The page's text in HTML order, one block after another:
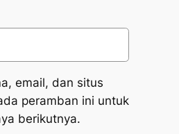
email, dan situs
peramban ini untuk
berikutnya.